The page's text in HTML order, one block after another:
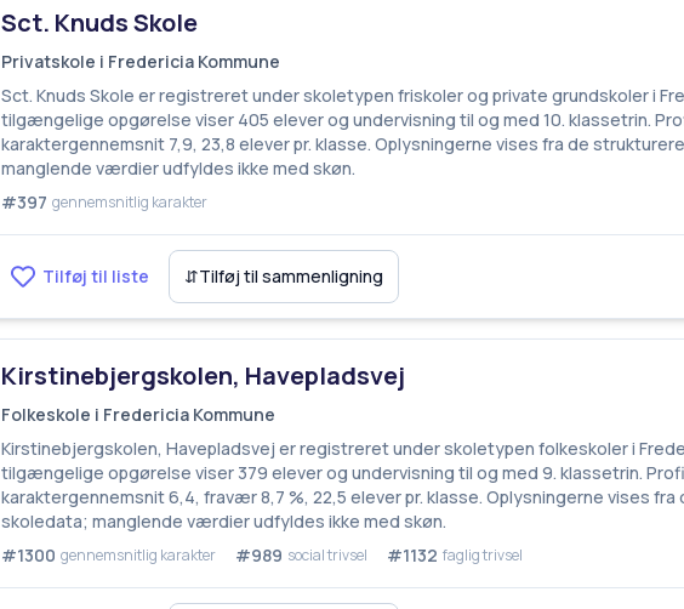
Sct. Knuds Skole
Privatskole i Fredericia Kommune
Sct. Knuds Skole er registreret under skoletypen friskoler og private grundskoler i
tilgængelige opgørelse viser 405 elever og undervisning til og med 10. klassetrin.
karaktergennemsnit 7,9, 23,8 elever pr. klasse. Oplysningerne vises fra de
manglende værdier udfyldes ikke med skøn.
#397 gennemsnitlig karakter
Tilføj til liste ⇵Tilføj til sammenligning
Kirstinebjergskolen, Havepladsvej
Folkeskole i Fredericia Kommune
Kirstinebjergskolen, Havepladsvej er registreret under skoletypen folkeskoler i
tilgængelige opgørelse viser 379 elever og undervisning til og med 9. klassetrin.
karaktergennemsnit 6,4, fravær 8,7 %, 22,5 elever pr. klasse. Oplysningerne vises
skoledata; manglende værdier udfyldes ikke med skøn.
#1300 gennemsnitlig karakter #989 social trivsel #1132 faglig trivsel